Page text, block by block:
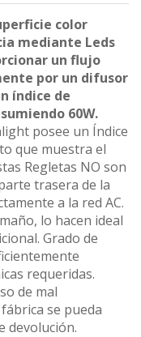
color
mediante Leds
un flujo
por un difusor
índice de
60W.
posee un Índice
que muestra el
Regletas NO son
trasera de la
a la red AC.
lo hacen ideal
Grado de
requeridas.
de mal
se pueda
devolución.